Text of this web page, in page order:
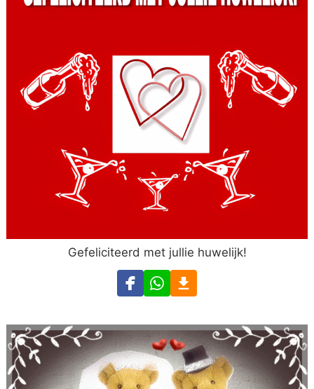
Gefeliciteerd met jullie huwelijk!